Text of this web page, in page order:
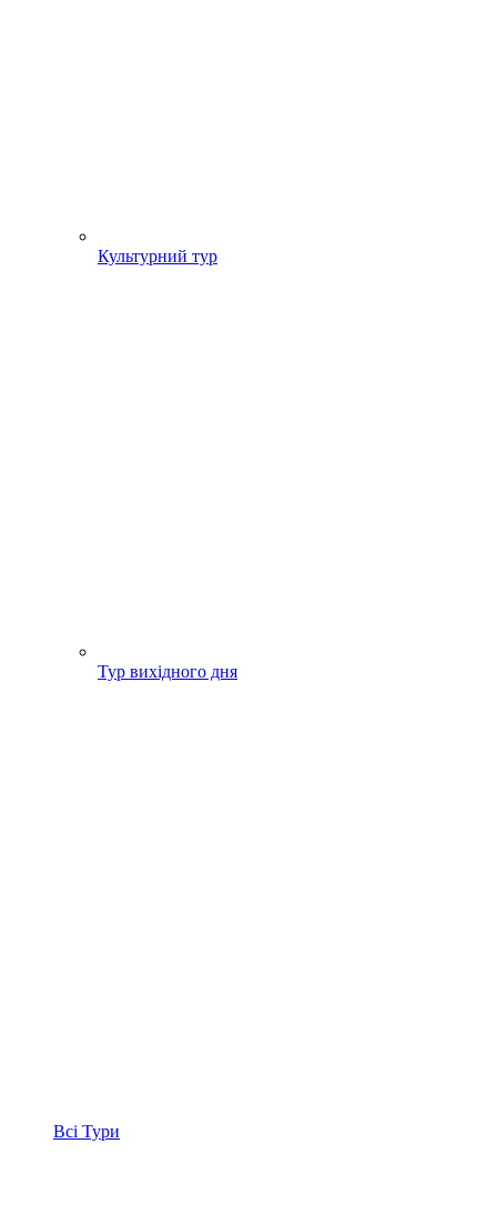
Культурний тур
Тур вихідного дня
Всі Тури